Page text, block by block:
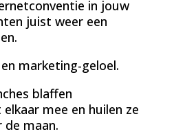
in jouw
juist weer een
marketing-geloel.
blaffen
mee en huilen ze
de maan.